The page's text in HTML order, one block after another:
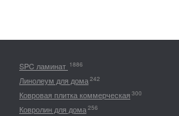
SPC ламинат 1886
Линолеум для дома242
Ковровая плитка коммерческая 300
Ковролин для дома256